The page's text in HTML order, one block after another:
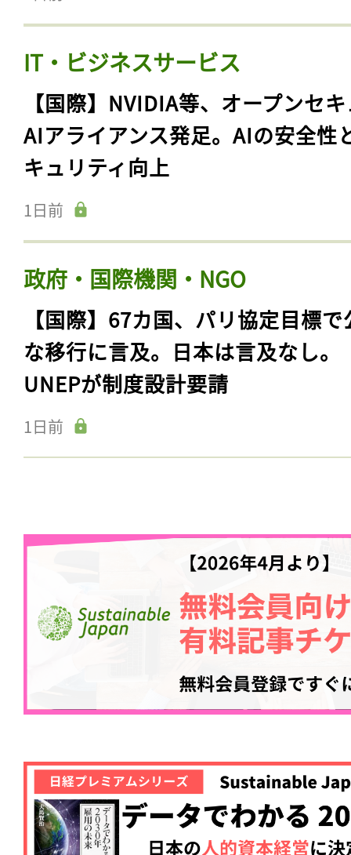
IT・ビジネスサービス
【国際】NVIDIA等、オープンセ
AIアライアンス発足。AIの安全性
キュリティ向上
1日前
政府・国際機関・NGO
【国際】67カ国、パリ協定目標で
な移行に言及。日本は言及なし。
UNEPが制度設計要請
1日前